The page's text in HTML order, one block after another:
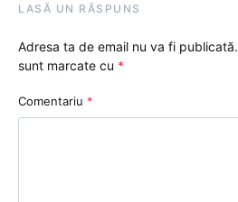
LASĂ UN RĂSPUNS
Adresa ta de email nu va fi publicată.
sunt marcate cu *
Comentariu *